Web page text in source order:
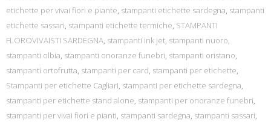
etichette per vivai fiori e piante, stampanti etichette sardegna, stampanti
etichette sassari, stampanti etichette termiche, STAMPANTI
FLOROVIVAISTI SARDEGNA, stampanti ink jet, stampanti nuoro,
stampanti olbia, stampanti onoranze funebri, stampanti oristano,
stampanti ortofrutta, stampanti per card, stampanti per etichette,
Stampanti per etichette Cagliari, stampanti per etichette sardegna,
stampanti per etichette stand alone, stampanti per onoranze funebri,
stampanti per vivai fiori e pianti, stampanti sardegna, stampanti sassari,